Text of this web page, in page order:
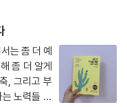
는 좀 더 예
좀 더 알게
, 그리고 부
노력들 필